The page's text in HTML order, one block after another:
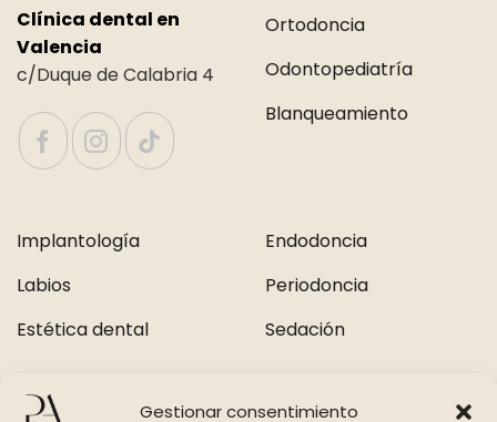
Gestionar consentimiento
Clínica dental en
Valencia
c/Duque de Calabria 4
Ortodoncia
Odontopediatría
Blanqueamiento
Implantología
Labios
Estética dental
Endodoncia
Periodoncia
Sedación
Contacto